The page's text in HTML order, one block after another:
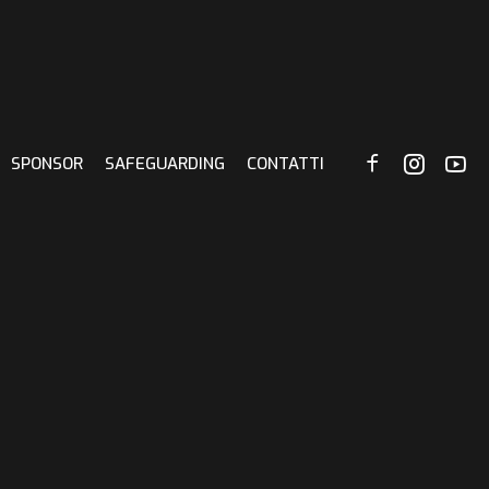
SPONSOR SAFEGUARDING CONTATTI